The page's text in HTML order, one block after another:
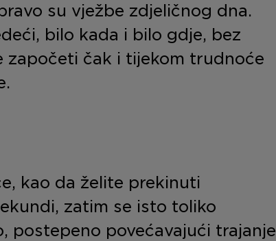
su vježbe zdjeličnog dna.
bilo kada i bilo gdje, bez
započeti čak i tijekom trudnoće
kao da želite prekinuti
zatim se isto toliko
postepeno povećavajući trajanje